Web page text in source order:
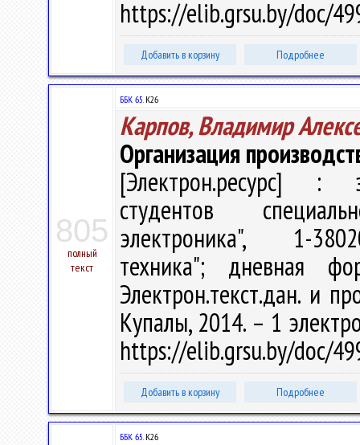
https://elib.grsu.by/doc/
Добавить в корзину Подробнее
805
полный
текст
ББК 65.К26
Карпов, Владимир
Организация
[Электрон.ресурс] :
студентов
электроника", 1-
техника"; дневная
Электрон.текст.дан. и
Купалы, 2014. – 1
https://elib.grsu.by/doc/
Добавить в корзину Подробнее
ББК 65.К26